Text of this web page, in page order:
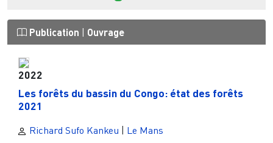
Publication Ouvrage
2022
Les forêts du bassin du Congo: état des forêts
2021
Richard Sufo Kankeu Le Mans